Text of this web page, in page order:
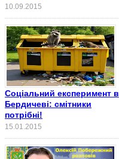
10.09.2015
Соціальний експеримент в
Бердичеві: смітники
потрібні!
15.01.2015